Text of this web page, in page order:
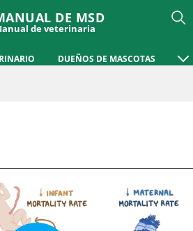
DE MSD
de veterinaria
DUEÑOS DE MASCOTAS